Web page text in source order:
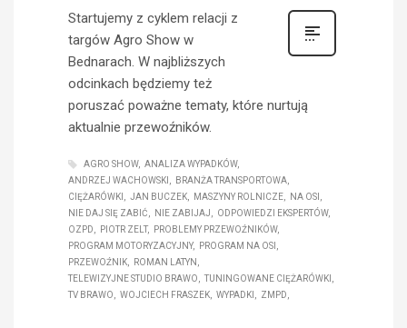
Startujemy z cyklem relacji z
targów Agro Show w
Bednarach. W najbliższych
odcinkach będziemy też
poruszać poważne tematy, które nurtują
aktualnie przewoźników.
AGRO SHOW
ANALIZA WYPADKÓW
ANDRZEJ WACHOWSKI
BRANŻA TRANSPORTOWA
CIĘŻARÓWKI
JAN BUCZEK MASZYNY ROLNICZE
NA OSI
NIE DAJ SIĘ ZABIĆ
NIE ZABIJAJ
ODPOWIEDZI EKSPERTÓW
OZPD
PIOTR ZELT
PROBLEMY PRZEWOŹNIKÓW
PROGRAM MOTORYZACYJNY
PROGRAM NA OSI
PRZEWOŹNIK
ROMAN LATYN
TELEWIZYJNE STUDIO BRAWO
TUNINGOWANE CIĘŻARÓWKI
TV BRAWO
WOJCIECH FRASZEK WYPADKI ZMPD